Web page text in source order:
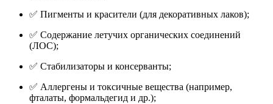
✅ Пигменты и красители (для декоративных лаков);
✅ Содержание летучих органических соединений
(ЛОС);
✅ Стабилизаторы и консерванты;
✅ Аллергены и токсичные вещества (например,
фталаты, формальдегид и др.);